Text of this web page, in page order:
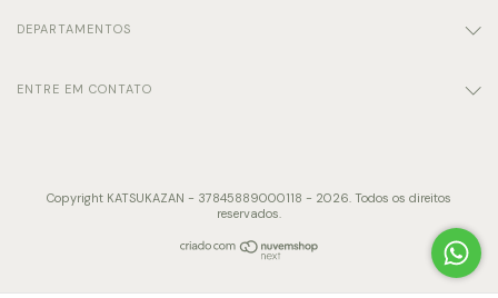
DEPARTAMENTOS
ENTRE EM CONTATO
Copyright KATSUKAZAN - 37845889000118 - 2026. Todos os direitos
reservados.